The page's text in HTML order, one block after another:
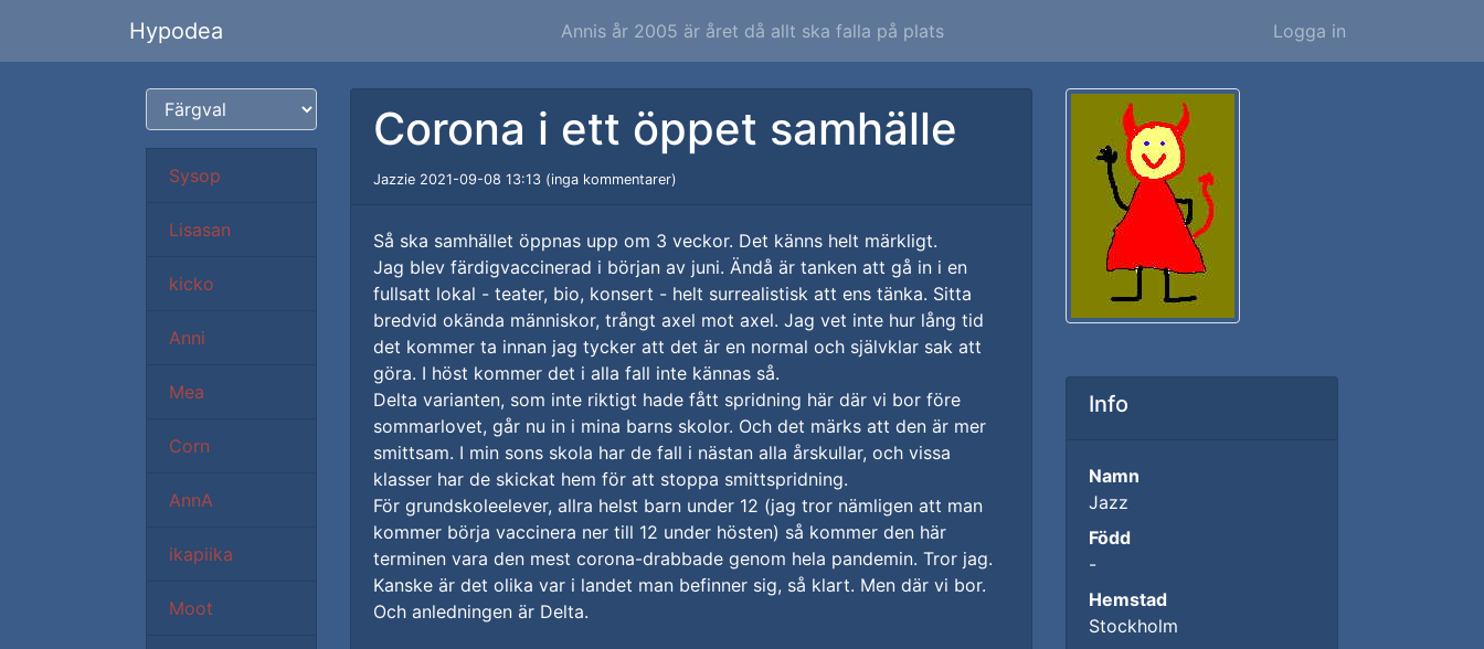
Hypodea Annis år 2005 är året då allt ska falla på plats Logga in
Sysop
Lisasan
kicko
Anni
Mea
Corn
AnnA
ikapiika
Moot
Corona i ett öppet samhälle
Jazzie 2021-09-08 13:13 (inga kommentarer)
Så ska samhället öppnas upp om 3 veckor. Det känns helt märkligt.
Jag blev färdigvaccinerad i början av juni. Ändå är tanken att gå in i en
fullsatt lokal - teater, bio, konsert - helt surrealistisk att ens tänka. Sitta
bredvid okända människor, trångt axel mot axel. Jag vet inte hur lång tid
det kommer ta innan jag tycker att det är en normal och självklar sak att
göra. I höst kommer det i alla fall inte kännas så.
Delta varianten, som inte riktigt hade fått spridning här där vi bor före
sommarlovet, går nu in i mina barns skolor. Och det märks att den är mer
smittsam. I min sons skola har de fall i nästan alla årskullar, och vissa
klasser har de skickat hem för att stoppa smittspridning.
För grundskoleelever, allra helst barn under 12 (jag tror nämligen att man
kommer börja vaccinera ner till 12 under hösten) så kommer den här
terminen vara den mest corona-drabbade genom hela pandemin. Tror jag.
Kanske är det olika var i landet man befinner sig, så klart. Men där vi bor.
Och anledningen är Delta.
Info
Namn
Jazz
Född
-
Hemstad
Stockholm